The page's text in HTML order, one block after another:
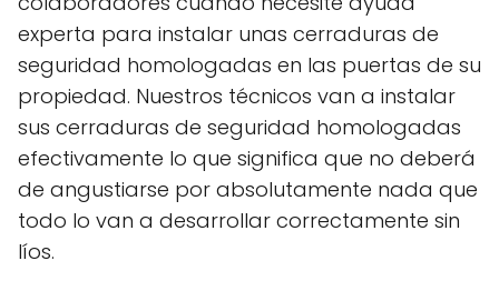
experta para instalar unas cerraduras de
seguridad homologadas en las puertas de su
propiedad. Nuestros técnicos van a instalar
sus cerraduras de seguridad homologadas
efectivamente lo que significa que no deberá
de angustiarse por absolutamente nada que
todo lo van a desarrollar correctamente sin
líos.